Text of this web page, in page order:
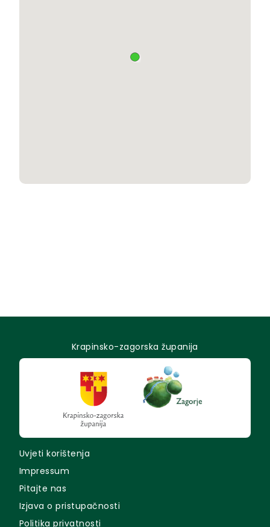
Krapinsko-zagorska županija
Uvjeti korištenja
Impressum
Pitajte nas
Izjava o pristupačnosti
Politika privatnosti